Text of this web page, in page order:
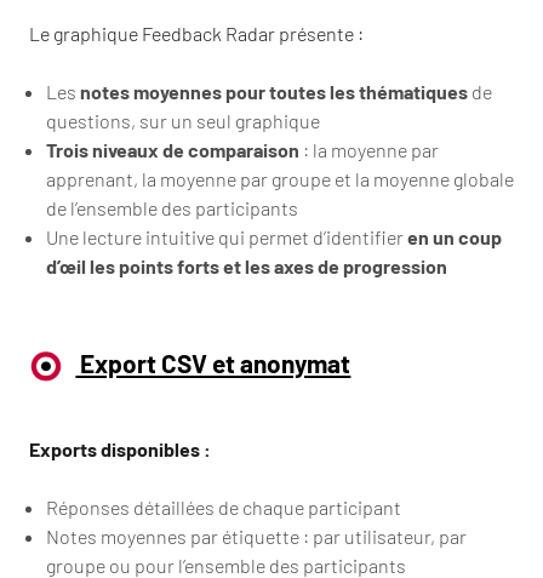
Le graphique Feedback Radar présente :
Les notes moyennes pour toutes les thématiques de
questions, sur un seul graphique
Trois niveaux de comparaison : la moyenne par
apprenant, la moyenne par groupe et la moyenne globale
de l’ensemble des participants
Une lecture intuitive qui permet d’identifieren un coup
d’œil les points forts et les axes de progression
Export CSV et anonymat
Exports disponibles :
Réponses détaillées de chaque participant
Notes moyennes par étiquette : par utilisateur, par
groupe ou pour l’ensemble des participants